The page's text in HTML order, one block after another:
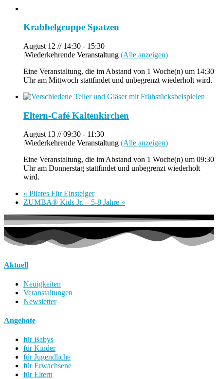
Krabbelgruppe Spatzen
August 12 // 14:30 - 15:30
|Wiederkehrende Veranstaltung (Alle anzeigen)
Eine Veranstaltung, die im Abstand von 1 Woche(n) um 14:30
Uhr am Mittwoch stattfindet und unbegrenzt wiederholt wird.
Eltern-Café Kaltenkirchen
August 13 // 09:30 - 11:30
|Wiederkehrende Veranstaltung (Alle anzeigen)
Eine Veranstaltung, die im Abstand von 1 Woche(n) um 09:30
Uhr am Donnerstag stattfindet und unbegrenzt wiederholt
wird.
« Pilates Für Einsteiger
ZUMBA® Kids Jr. – 5-8 Jahre »
Aktuell
Neuigkeiten
Veranstaltungen
Newsletter
Angebote
für Babys
für Kinder
für Jugendliche
für Erwachsene
für Eltern